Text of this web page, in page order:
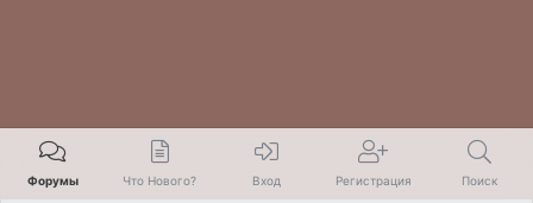
Форумы Что Нового? Вход Регистрация Поиск